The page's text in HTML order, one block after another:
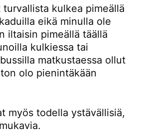
turvallista kulkea pimeällä
eikä minulla ole
iltaisin pimeällä täällä
kulkiessa tai
matkustaessa ollut
olo pienintäkään
myös todella ystävällisiä,